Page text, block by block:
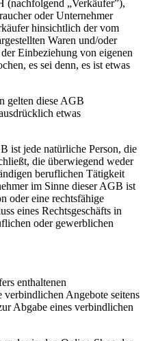
(nachfolgend „Verkäufer”),
oder Unternehmer
hinsichtlich der vom
Waren und/oder
Einbeziehung von eigenen
es sei denn, es ist etwas
gelten diese AGB
etwas
ist jede natürliche Person, die
die überwiegend weder
beruflichen Tätigkeit
im Sinne dieser AGB ist
oder eine rechtsfähige
eines Rechtsgeschäfts in
oder gewerblichen
enthaltenen
verbindlichen Angebote seitens
Abgabe eines verbindlichen